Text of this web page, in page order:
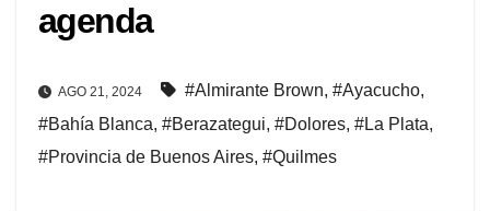
agenda
AGO 21, 2024 #Almirante Brown, #Ayacucho,
#Bahía Blanca, #Berazategui, #Dolores, #La Plata,
#Provincia de Buenos Aires, #Quilmes